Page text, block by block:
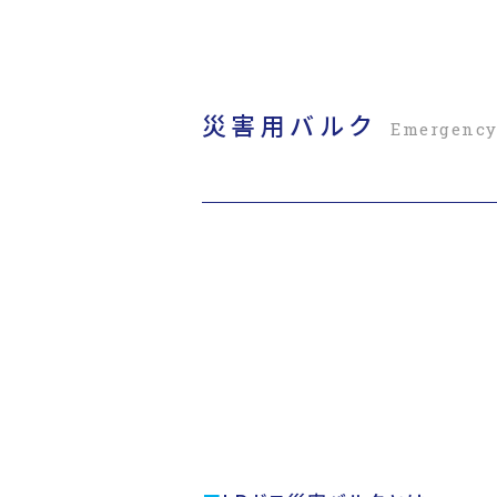
災害用バルク
定置式発電機 Stationary
移動式発電機 Movable
医療関係災害対策
ポータブル発電機